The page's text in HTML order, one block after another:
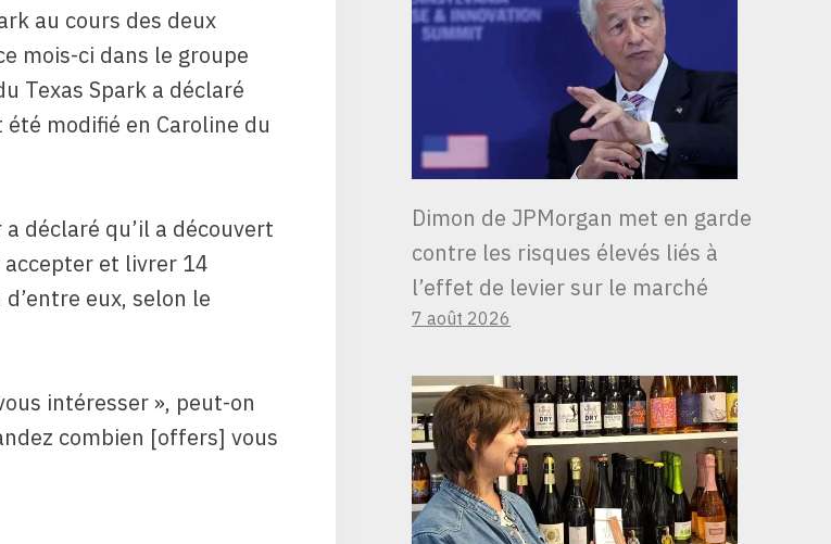
au cours des deux
mois-ci dans le groupe
Texas Spark a déclaré
modifié en Caroline du
déclaré qu’il a découvert
et livrer 14
eux, selon le
intéresser », peut-on
combien [offers] vous
Dimon de JPMorgan met en garde
contre les risques élevés liés à
l’effet de levier sur le marché
7 août 2026